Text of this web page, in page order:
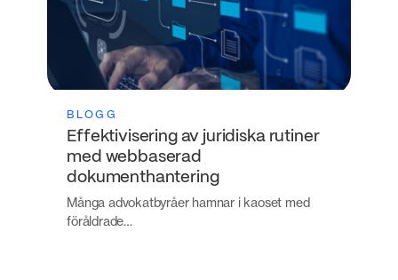
BLOGG
Effektivisering av juridiska rutiner
med webbaserad
dokumenthantering
Många advokatbyråer hamnar i kaoset med
föråldrade…